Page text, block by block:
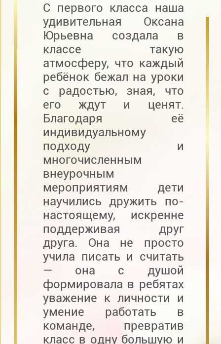
С первого класса наша
удивительная Оксана
Юрьевна создала в
классе такую
атмосферу, что каждый
ребёнок бежал на уроки
с радостью, зная, что
его ждут и ценят.
Благодаря её
индивидуальному
подходу и
многочисленным
внеурочным
мероприятиям дети
научились дружить по-
настоящему, искренне
поддерживая друг
друга. Она не просто
учила писать и считать
— она с душой
формировала в ребятах
уважение к личности и
умение работать в
команде, превратив
класс в одну большую и